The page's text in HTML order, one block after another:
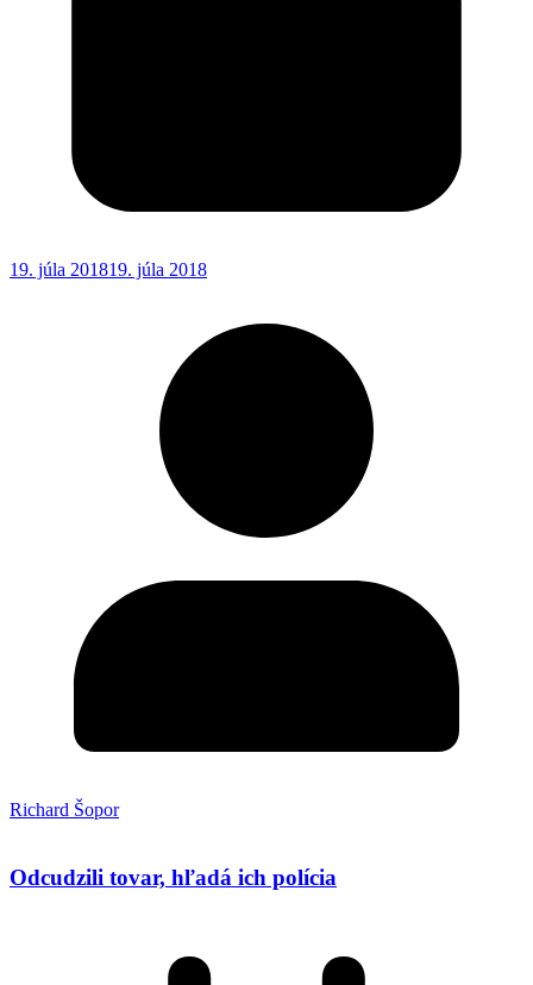
19. júla 201819. júla 2018
Richard Šopor
Odcudzili tovar, hľadá ich polícia